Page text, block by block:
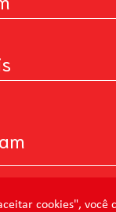
cookies", você
2025
de Limpeza